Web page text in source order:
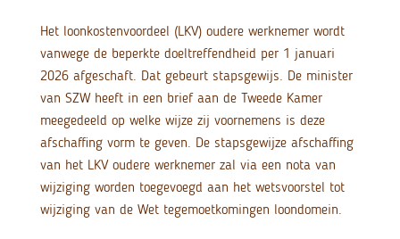
Het loonkostenvoordeel (LKV) oudere werknemer wordt
vanwege de beperkte doeltreffendheid per 1 januari
2026 afgeschaft. Dat gebeurt stapsgewijs. De minister
van SZW heeft in een brief aan de Tweede Kamer
meegedeeld op welke wijze zij voornemens is deze
afschaffing vorm te geven. De stapsgewijze afschaffing
van het LKV oudere werknemer zal via een nota van
wijziging worden toegevoegd aan het wetsvoorstel tot
wijziging van de Wet tegemoetkomingen loondomein.